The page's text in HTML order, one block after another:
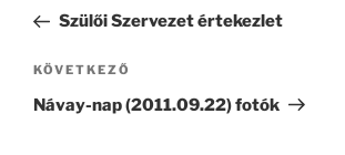
bejegyzés
Szülői Szervezet értekezlet
Következő
bejegyzés
KÖVETKEZŐ
Návay-nap (2011.09.22) fotók